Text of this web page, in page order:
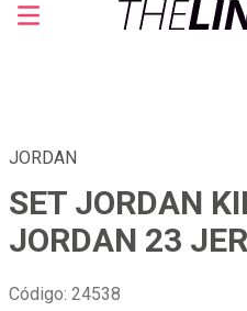
JORDAN
SET JORDAN
JORDAN 23
Código: 24538